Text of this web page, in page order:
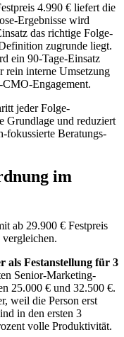
4.990 € liefert die
Ergebnisse wird
das richtige Folge-
zugrunde liegt.
ein 90-Tage-Einsatz
rein interne Umsetzung
CMO-Engagement.
jeder Folge-
Grundlage und reduziert
fokussierte Beratungs-
im
ab 29.900 € Festpreis
als Festanstellung für 3
Senior-Marketing-
25.000 € und 32.500 €.
weil die Person erst
in den ersten 3
volle Produktivität.